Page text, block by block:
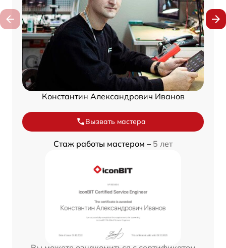
Константин Александрович Иванов
Вызвать мастера
Стаж работы мастером – 5 лет